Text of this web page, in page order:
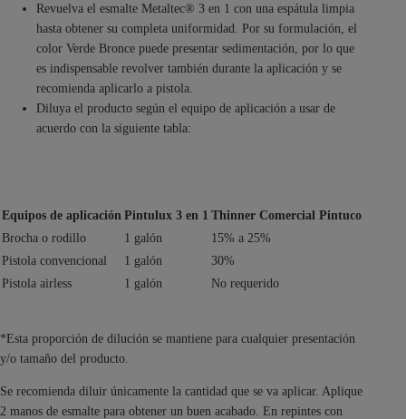
Revuelva el esmalte Metaltec® 3 en 1 con una espátula limpia
hasta obtener su completa uniformidad. Por su formulación, el
color Verde Bronce puede presentar sedimentación, por lo que
es indispensable revolver también durante la aplicación y se
recomienda aplicarlo a pistola.
Diluya el producto según el equipo de aplicación a usar de
acuerdo con la siguiente tabla:
Equipos de aplicaciónPintulux 3 en 1 Thinner Comercial Pintuco
Brocha o rodillo
1 galón
15% a 25%
Pistola convencional
1 galón
30%
Pistola airless
1 galón No requerido
*Esta proporción de dilución se mantiene para cualquier presentación
y/o tamaño del producto.
Se recomienda diluir únicamente la cantidad que se va aplicar. Aplique
2 manos de esmalte para obtener un buen acabado. En repintes con